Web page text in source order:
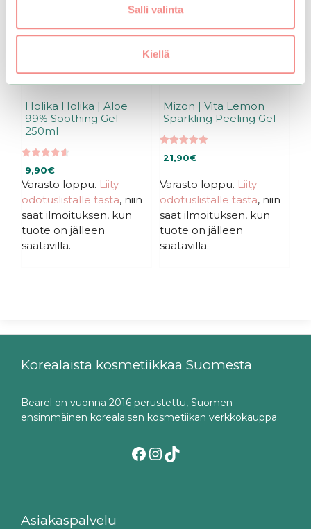
Salli valinta
Kiellä
Holika Holika | Aloe
99% Soothing Gel
250ml
5:stä
9,90€
Varasto loppu. Liity
odotuslistalle tästä, niin
saat ilmoituksen, kun
tuote on jälleen
saatavilla.
Mizon | Vita Lemon
Sparkling Peeling Gel
5:stä
21,90€
Varasto loppu. Liity
odotuslistalle tästä, niin
saat ilmoituksen, kun
tuote on jälleen
saatavilla.
Korealaista kosmetiikkaa Suomesta
Bearel on vuonna 2016 perustettu, Suomen
ensimmäinen korealaisen kosmetiikan verkkokauppa.
Facebook
Instagram
TikTok
Asiakaspalvelu